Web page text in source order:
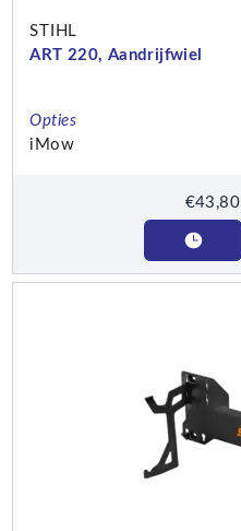
STIHL
ART 220, Aandrijfwiel
Opties
iMow
€43,80